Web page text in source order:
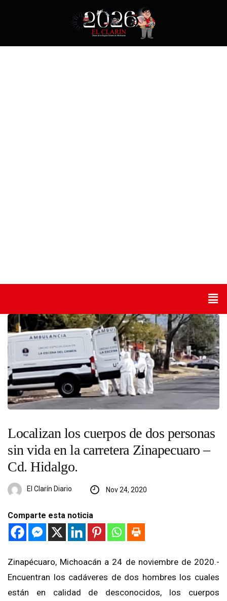
Localizan los cuerpos de dos personas
sin vida en la carretera Zinapecuaro –
Cd. Hidalgo.
El Clarín Diario Nov 24, 2020
Comparte esta noticia
Zinapécuaro, Michoacán a 24 de noviembre de 2020.-
Encuentran los cadáveres de dos hombres los cuales
están en calidad de desconocidos, los cuerpos